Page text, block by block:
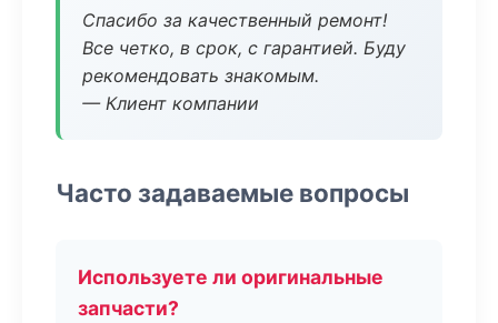
Спасибо за качественный ремонт!
Все четко, в срок, с гарантией. Буду
рекомендовать знакомым.
— Клиент компании
Часто задаваемые вопросы
Используете ли оригинальные
запчасти?